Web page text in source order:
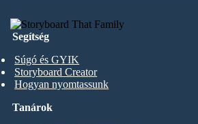
Segítség
Súgó és GYIK
Storyboard Creator
Hogyan nyomtassunk
Tanárok